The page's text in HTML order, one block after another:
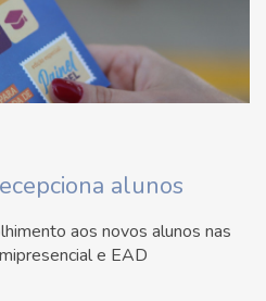
alunos
aos novos alunos nas
e EAD